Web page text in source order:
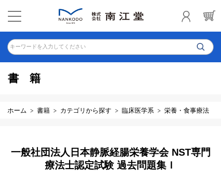
キーワードを入力してください
書籍
ホーム 書籍 カテゴリから探す 臨床医学系 栄養・食事療法
一般社団法人日本静脈経腸栄養学会 NST専門
療法士認定試験 過去問題集Ｉ